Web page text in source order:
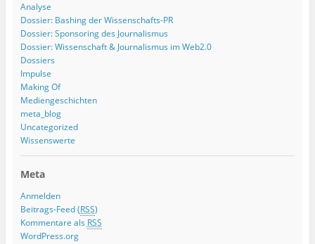
Analyse
Dossier: Bashing der Wissenschafts-PR
Dossier: Sponsoring des Journalismus
Dossier: Wissenschaft & Journalismus im Web2.0
Dossiers
Impulse
Making Of
Mediengeschichten
meta_blog
Uncategorized
Wissenswerte
Meta
Anmelden
Beitrags-Feed (RSS)
Kommentare als RSS
WordPress.org